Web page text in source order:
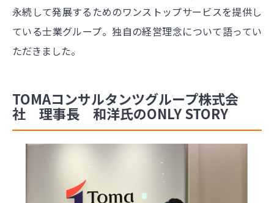
永続して発展するためのワンストップサービスを提供し
ている士業グループ。独自の経営理念について語ってい
ただきました。
TOMAコンサルタンツグループ株式会
社 理事長 和洋氏のONLY STORY